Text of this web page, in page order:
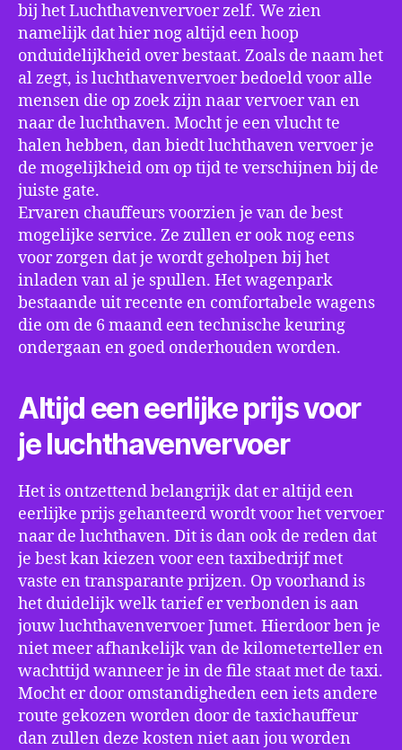
bij het Luchthavenvervoer zelf. We zien
namelijk dat hier nog altijd een hoop
onduidelijkheid over bestaat. Zoals de naam het
al zegt, is luchthavenvervoer bedoeld voor alle
mensen die op zoek zijn naar vervoer van en
naar de luchthaven. Mocht je een vlucht te
halen hebben, dan biedt luchthaven vervoer je
de mogelijkheid om op tijd te verschijnen bij de
juiste gate.
Ervaren chauffeurs voorzien je van de best
mogelijke service. Ze zullen er ook nog eens
voor zorgen dat je wordt geholpen bij het
inladen van al je spullen. Het wagenpark
bestaande uit recente en comfortabele wagens
die om de 6 maand een technische keuring
ondergaan en goed onderhouden worden.
Altijd een eerlijke prijs voor
je luchthavenvervoer
Het is ontzettend belangrijk dat er altijd een
eerlijke prijs gehanteerd wordt voor het vervoer
naar de luchthaven. Dit is dan ook de reden dat
je best kan kiezen voor een taxibedrijf met
vaste en transparante prijzen. Op voorhand is
het duidelijk welk tarief er verbonden is aan
jouw luchthavenvervoer Jumet. Hierdoor ben je
niet meer afhankelijk van de kilometerteller en
wachttijd wanneer je in de file staat met de taxi.
Mocht er door omstandigheden een iets andere
route gekozen worden door de taxichauffeur
dan zullen deze kosten niet aan jou worden